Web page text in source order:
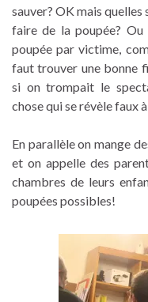
sauver? OK mais
faire de la poupée? Ou
poupée par victime,
faut trouver une bonne
si on trompait le
chose qui se révèle faux
En parallèle on mange
et on appelle des
chambres de leurs
poupées possibles!